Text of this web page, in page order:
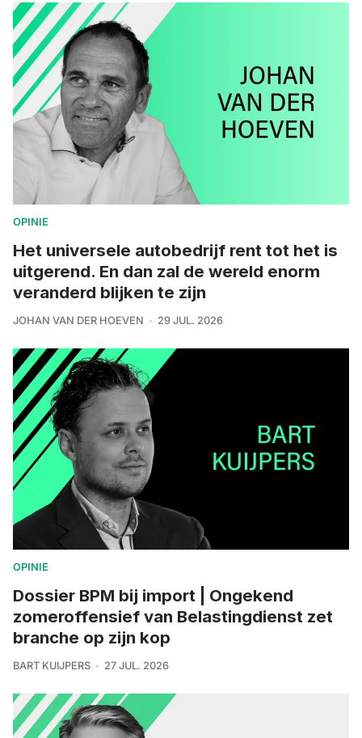
OPINIE
Het universele autobedrijf rent tot het is
uitgerend. En dan zal de wereld enorm
veranderd blijken te zijn
JOHAN VAN DER HOEVEN 29 JUL. 2026
OPINIE
Dossier BPM bij import | Ongekend
zomeroffensief van Belastingdienst zet
branche op zijn kop
BART KUIJPERS 27 JUL. 2026